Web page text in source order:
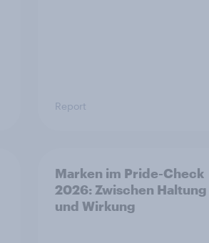
Report
Marken im Pride-Check
2026: Zwischen Haltung
und Wirkung